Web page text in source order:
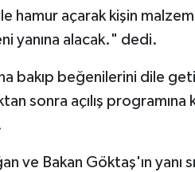
hamur açarak kişin
yanına alacak." dedi.
bakıp beğenilerini dile
sonra açılış
ve Bakan Göktaş'ın yanı